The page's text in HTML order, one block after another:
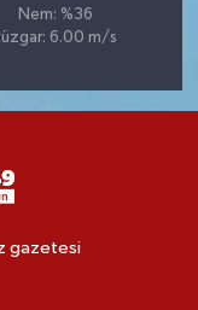
Nem: %36
6.00 m/s
gazetesi